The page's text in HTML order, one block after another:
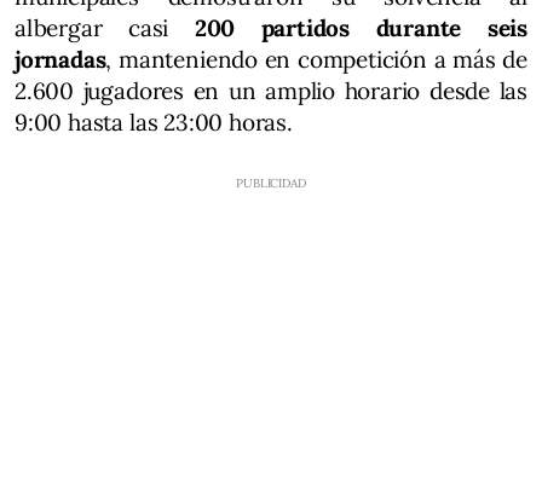
albergar casi 200 partidos durante seis
jornadas, manteniendo en competición a más de
2.600 jugadores en un amplio horario desde las
9:00 hasta las 23:00 horas.